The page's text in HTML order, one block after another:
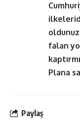
falan
Plana
Paylaş